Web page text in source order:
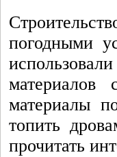
погодными
материалов
материалы
топить
прочитать